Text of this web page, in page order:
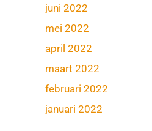
juni 2022
mei 2022
april 2022
maart 2022
februari 2022
januari 2022